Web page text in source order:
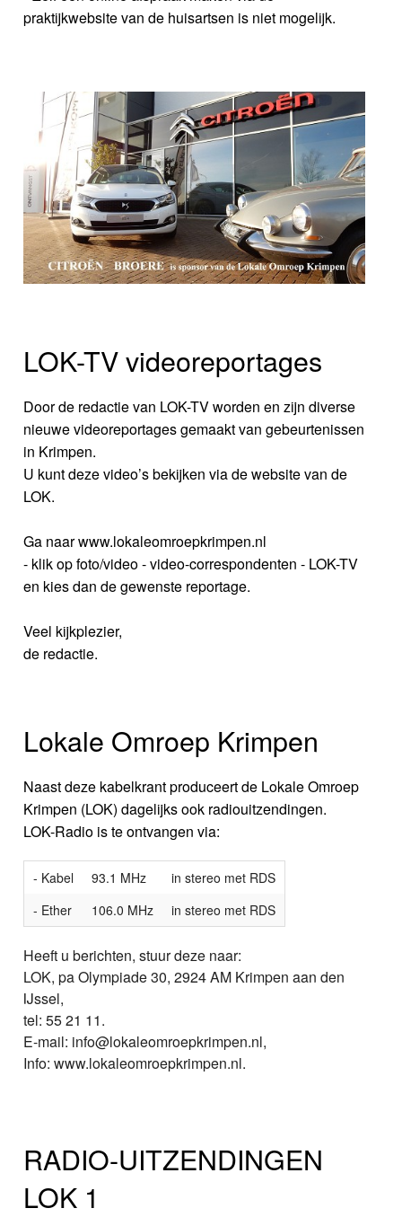
praktijkwebsite van de huisartsen is niet mogelijk.
LOK-TV videoreportages
Door de redactie van LOK-TV worden en zijn diverse
nieuwe videoreportages gemaakt van gebeurtenissen
in Krimpen.
U kunt deze video’s bekijken via de website van de
LOK.
Ga naar www.lokaleomroepkrimpen.nl
- klik op foto/video - video-correspondenten - LOK-TV
en kies dan de gewenste reportage.
Veel kijkplezier,
de redactie.
Lokale Omroep Krimpen
Naast deze kabelkrant produceert de Lokale Omroep
Krimpen (LOK) dagelijks ook radiouitzendingen.
LOK-Radio is te ontvangen via:
- Kabel 93.1 MHz
in stereo met RDS
- Ether
106.0 MHz in stereo met RDS
Heeft u berichten, stuur deze naar:
LOK, pa Olympiade 30, 2924 AM Krimpen aan den
IJssel,
tel: 55 21 11.
E-mail: info@lokaleomroepkrimpen.nl,
Info: www.lokaleomroepkrimpen.nl.
RADIO-UITZENDINGEN
LOK 1